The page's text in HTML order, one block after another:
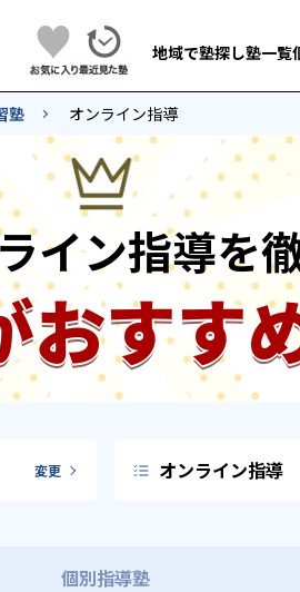
地域で塾探し塾一覧
塾 オンライン指導
イン指導を
おすす
変更 オンライン指導
個別指導塾